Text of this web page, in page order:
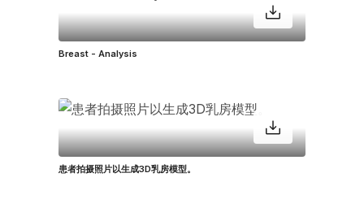
Breast - Analysis
患者拍摄照片以生成3D乳房模型。